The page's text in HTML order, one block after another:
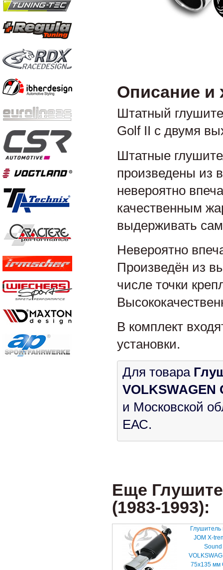
Описание и
Штатный
Golf II с двумя
Штатные
произведены из
невероятно
качественным
выдерживать
Невероятно
Произведён из
числе точки
В комплект
установки.
Для товара
VOLKSWAGEN
и Московской
ЕАС.
Еще
(1983-1993):
JOM X-
75x135 мм